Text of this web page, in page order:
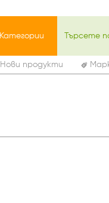
Категории
Нови продукти